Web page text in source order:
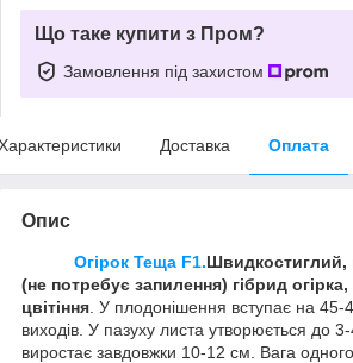
Що таке купити з Пром?
Замовлення під захистом
Доставка Оплата
Опис
Огірок Теща F1.Швидкостиглий,
(не потребує запилення) гібрид огірка,
цвітіння . У плодонішення вступає на 45-
виходів. У пазуху листа утворюється до
виростає завдовжки 10-12 см. Вага одного